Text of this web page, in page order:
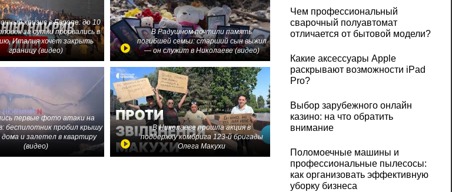
кризис в Европе: до 10
за сутки прорвались в
Италия хочет закрыть
границу (видео)
В Радушном почтили память
погибшей семьи: старший сын выжил
— он служит в Николаеве (видео)
первые фото атаки на
беспилотник пробил крышу
дома и залетел в квартиру
(видео)
В Николаеве прошла акция в
поддержку комбрига 123-й бригады
Олега Макухи
Чем профессиональный
сварочный полуавтомат
отличается от бытовой модели?
Какие аксессуары Apple
раскрывают возможности iPad
Pro?
Выбор зарубежного онлайн
казино: на что обратить
внимание
Поломоечные машины и
профессиональные пылесосы:
как организовать эффективную
уборку бизнеса